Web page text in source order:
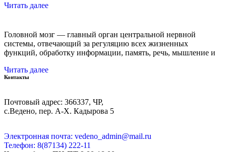
Читать далее
Головной мозг — главный орган центральной нервной
системы, отвечающий за регуляцию всех жизненных
функций, обработку информации, память, речь, мышление и
Читать далее
Контакты
Почтовый адрес: 366337, ЧР,
с.Ведено, пер. А-Х. Кадыровa 5
Электронная почта: vedeno_admin@mail.ru
Телефон: 8(87134) 222-11